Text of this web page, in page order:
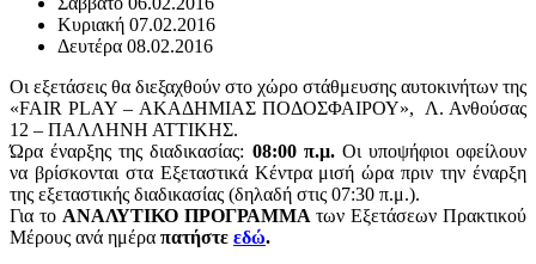
Κυριακή 07.02.2016
Δευτέρα 08.02.2016
Οι εξετάσεις θα διεξαχθούν στο χώρο στάθμευσης αυτοκινήτων της
«FAIR PLAY – ΑΚΑΔΗΜΙΑΣ ΠΟΔΟΣΦΑΙΡΟΥ», Λ. Ανθούσας
12 – ΠΑΛΛΗΝΗ ΑΤΤΙΚΗΣ.
Ώρα έναρξης της διαδικασίας: 08:00 π.μ.Οι υποψήφιοι οφείλουν
να βρίσκονται στα Εξεταστικά Κέντρα μισή ώρα πριν την έναρξη
της εξεταστικής διαδικασίας (δηλαδή στις 07:30 π.μ.).
Για το ΑΝΑΛΥΤΙΚΟ ΠΡΟΓΡΑΜΜΑ των Εξετάσεων Πρακτικού
Μέρους ανά ημέρα πατήστε εδώ.